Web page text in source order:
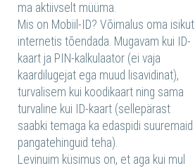
ma aktiivselt müüma.
Mis on Mobiil-ID? Võimalus oma isikut
internetis tõendada. Mugavam kui ID-
kaart ja PIN-kalkulaator (ei vaja
kaardilugejat ega muud lisavidinat),
turvalisem kui koodikaart ning sama
turvaline kui ID-kaart (sellepärast
saabki temaga ka edaspidi suuremaid
pangatehinguid teha).
Levinuim küsimus on, et aga kui mul